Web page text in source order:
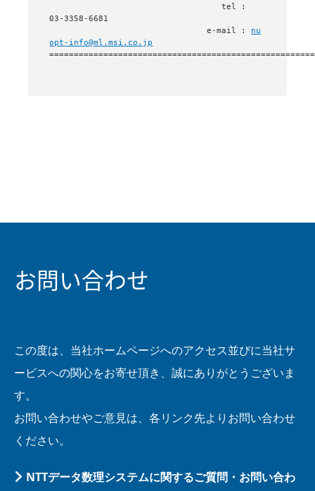
                                   tel :
03-3358-6681
                                e-mail :
nu
opt-info@ml.msi.co.jp
お問い合わせ
この度は、当社ホームページへのアクセス並びに当社サ
ービスへの関心をお寄せ頂き、誠にありがとうございま
す。
お問い合わせやご意見は、各リンク先よりお問い合わせ
ください。
NTTデータ数理システムに関するご質問・お問い合わ